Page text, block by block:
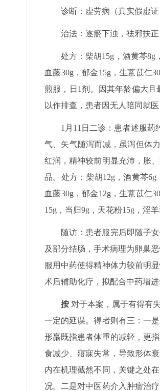
诊断：虚劳病（真实假虚证
治法：逐瘀下浊，祛邪扶正
处方：柴胡15g，酒黄芩8g
血藤30g，郁金15g，生薏苡仁
煎服，日1剂。因其年龄偏大
以作排查，患者因无人陪同就
1月11日二诊：患者述服药
气、矢气随泻而减，虽泻但体
红润，精神较前明显充沛，胀
品。处方：柴胡12g，酒黄芩6g
血藤30g，郁金12g，生薏苡仁
15g，当归9g，天花粉15g，淫
随访：患者服完后即随子
及部分结肠，手术病理为卵巢
服用中药使得精神体力较前明
术后辅助化疗，拟配合中药增
按 对于本案，属于有得有
一定的延误。得者则有三：一
形羸既指患者体重的减轻，更
食减少、寤寐失常，导致形体
内在机理截然不同，关键之处
况。二是对中医药介入肿瘤治